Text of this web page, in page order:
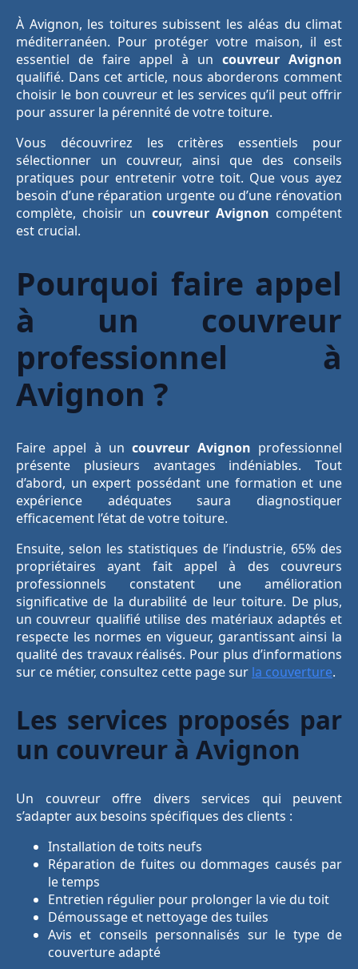
À Avignon, les toitures subissent les aléas du climat
méditerranéen. Pour protéger votre maison, il est
essentiel de faire appel à un couvreur Avignon
qualifié. Dans cet article, nous aborderons comment
choisir le bon couvreur et les services qu’il peut offrir
pour assurer la pérennité de votre toiture.
Vous découvrirez les critères essentiels pour
sélectionner un couvreur, ainsi que des conseils
pratiques pour entretenir votre toit. Que vous ayez
besoin d’une réparation urgente ou d’une rénovation
complète, choisir un couvreur Avignon compétent
est crucial.
Pourquoi faire appel
à un couvreur
professionnel à
Avignon ?
Faire appel à uncouvreur Avignon professionnel
présente plusieurs avantages indéniables. Tout
d’abord, un expert possédant une formation et une
expérience adéquates saura diagnostiquer
efficacement l’état de votre toiture.
Ensuite, selon les statistiques de l’industrie, 65% des
propriétaires ayant fait appel à des couvreurs
professionnels constatent une amélioration
significative de la durabilité de leur toiture. De plus,
un couvreur qualifié utilise des matériaux adaptés et
respecte les normes en vigueur, garantissant ainsi la
qualité des travaux réalisés. Pour plus d’informations
sur ce métier, consultez cette page sur la couverture.
Les services proposés par
un couvreur à Avignon
Un couvreur offre divers services qui peuvent
s’adapter aux besoins spécifiques des clients :
Installation de toits neufs
Réparation de fuites ou dommages causés par
le temps
Entretien régulier pour prolonger la vie du toit
Démoussage et nettoyage des tuiles
Avis et conseils personnalisés sur le type de
couverture adapté